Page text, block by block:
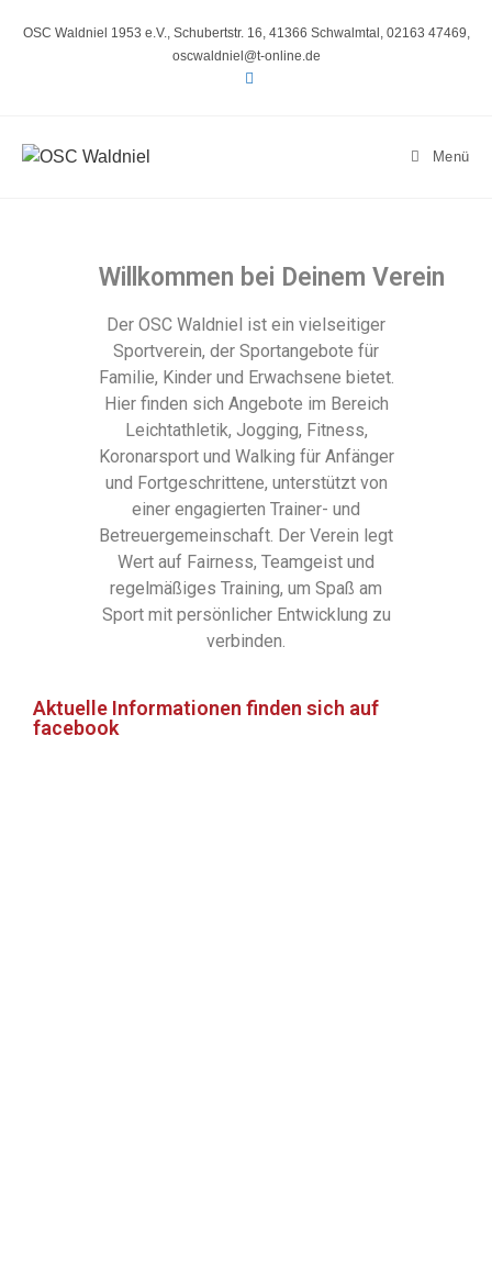
OSC Waldniel 1953 e.V., Schubertstr. 16, 41366 Schwalmtal, 02163 47469,
oscwaldniel@t-online.de
Menü
Willkommen bei Deinem Verein
Der OSC Waldniel ist ein vielseitiger
Sportverein, der Sportangebote für
Familie, Kinder und Erwachsene bietet.
Hier finden sich Angebote im Bereich
Leichtathletik, Jogging, Fitness,
Koronarsport und Walking für Anfänger
und Fortgeschrittene, unterstützt von
einer engagierten Trainer- und
Betreuergemeinschaft. Der Verein legt
Wert auf Fairness, Teamgeist und
regelmäßiges Training, um Spaß am
Sport mit persönlicher Entwicklung zu
verbinden.
Aktuelle Informationen finden sich auf
facebook